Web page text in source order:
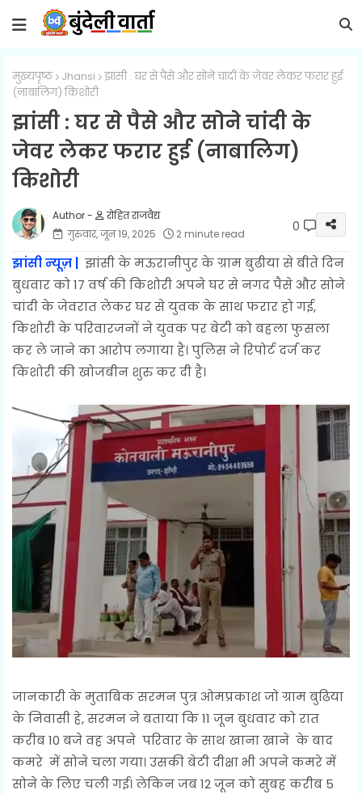
मुख्यपृष्ठ Jhansi
झांसी : घर से पैसे और सोने चांदी के जेवर लेकर फरार हुई
(नाबालिग) किशोरी
झांसी : घर से पैसे और सोने चांदी के
जेवर लेकर फरार हुई (नाबालिग)
किशोरी
रोहित राजवैद्य
गुरुवार, जून 19, 2025
2 minute read 0
झांसी न्यूज़ | झांसी के मऊरानीपुर के ग्राम बुढीया से बीते दिन
बुधवार को 17 वर्ष की किशोरी अपने घर से नगद पैसे और सोने
चांदी के जेवरात लेकर घर से युवक के साथ फरार हो गई,
किशोरी के परिवारजनों ने युवक पर बेटी को बहला फुसला
कर ले जाने का आरोप लगाया है। पुलिस ने रिपोर्ट दर्ज कर
किशोरी की खोजबीन शुरु कर दी है।
जानकारी के मुताबिक सरमन पुत्र ओमप्रकाश जो ग्राम बुढिया
के निवासी हे, सरमन ने बताया कि 11 जून बुधवार को रात
करीब 10 बजे वह अपने परिवार के साथ खाना खाने के बाद
कमरे में सोने चला गया। उसकी बेटी दीक्षा भी अपने कमरे में
सोने के लिए चली गई। लेकिन जब 12 जून को सुबह करीब 5